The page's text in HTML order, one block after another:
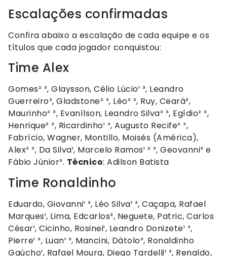
Escalações confirmadas
Confira abaixo a escalação de cada equipe e os
títulos que cada jogador conquistou:
Time Alex
Gomes² ³, Glaysson, Célio Lúcio¹ ³, Leandro
Guerreiro², Gladstone² ³, Léo² ³, Ruy, Ceará²,
Maurinho² ³, Evanílson, Leandro Silva² ³, Egídio² ³,
Henrique² ³, Ricardinho¹ ³, Augusto Recife² ³,
Fabrício, Wagner, Montillo, Moisés (América),
Alex² ³, Da Silva¹, Marcelo Ramos¹ ² ³, Geovanni³ e
Fábio Júnior³. Técnico: Adilson Batista
Time Ronaldinho
Eduardo, Giovanni¹ ³, Léo Silva¹ ³, Caçapa, Rafael
Marques¹, Lima, Edcarlos³, Neguete, Patric, Carlos
César¹, Cicinho, Rosinei¹, Leandro Donizete¹ ³,
Pierre¹ ³, Luan¹ ³, Mancini, Dátolo³, Ronaldinho
Gaúcho¹, Rafael Moura, Diego Tardelli¹ ³, Renaldo,